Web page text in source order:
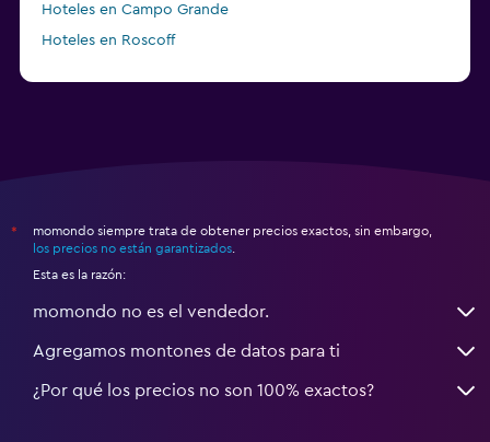
Hoteles en Campo Grande
Hoteles en Roscoff
*
momondo siempre trata de obtener precios exactos, sin embargo,
los precios no están garantizados
Esta es la razón:
momondo no es el vendedor.
Agregamos montones de datos para ti
¿Por qué los precios no son 100% exactos?